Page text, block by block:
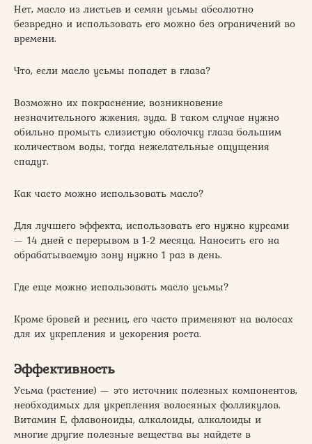
Нет, масло из листьев и семян усьмы абсолютно
безвредно и использовать его можно без ограничений во
времени.
Что, если масло усьмы попадет в глаза?
Возможно их покраснение, возникновение
незначительного жжения, зуда. В таком случае нужно
обильно промыть слизистую оболочку глаза большим
количеством воды, тогда нежелательные ощущения
спадут.
Как часто можно использовать масло?
Для лучшего эффекта, использовать его нужно курсами
— 14 дней с перерывом в 1-2 месяца. Наносить его на
обрабатываемую зону нужно 1 раз в день.
Где еще можно использовать масло усьмы?
Кроме бровей и ресниц, его часто применяют на волосах
для их укрепления и ускорения роста.
Эффективность
Усьма (растение) — это источник полезных компонентов,
необходимых для укрепления волосяных фолликулов.
Витамин Е, флавоноиды, алкалоиды, алкалоиды и
многие другие полезные вещества вы найдете в